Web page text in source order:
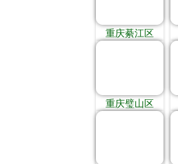
重庆綦江区
重庆璧山区